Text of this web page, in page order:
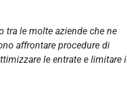
tra le molte aziende che ne
affrontare procedure di
le entrate e limitare i